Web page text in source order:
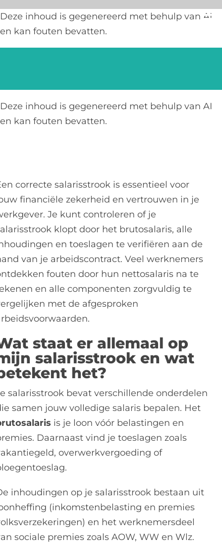
Ga
naar
inhoud
Deze inhoud is gegenereerd met behulp van AI
en kan fouten bevatten.
Deze inhoud is gegenereerd met behulp van AI
en kan fouten bevatten.
correcte salarisstrook is essentieel voor
financiële zekerheid en vertrouwen in je
Je kunt controleren of je
klopt door het brutosalaris, alle
en toeslagen te verifiëren aan de
van je arbeidscontract. Veel werknemers
fouten door hun nettosalaris na te
en alle componenten zorgvuldig te
met de afgesproken
staat er allemaal op
salarisstrook en wat
het?
salarisstrook bevat verschillende onderdelen
samen jouw volledige salaris bepalen. Het
is je loon vóór belastingen en
Daarnaast vind je toeslagen zoals
overwerkvergoeding of
inhoudingen op je salarisstrook bestaan uit
(inkomstenbelasting en premies
en het werknemersdeel
sociale premies zoals AOW, WW en Wlz.